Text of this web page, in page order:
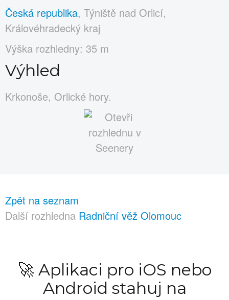
Česká republika, Týniště nad Orlicí,
Královéhradecký kraj
Výška rozhledny: 35 m
Výhled
Krkonoše, Orlické hory.
Zpět na seznam
Další rozhledna Radniční věž Olomouc
🚀 Aplikaci pro iOS nebo
Android stahuj na